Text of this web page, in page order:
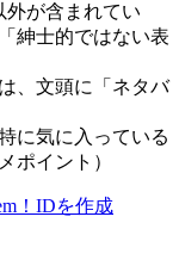
外が含まれてい
紳士的ではない表
、文頭に「ネタバ
に気に入っている
ポイント）
！IDを作成